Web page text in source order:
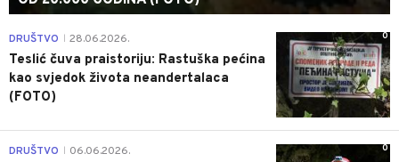
0
DRUŠTVO 28.06.2026.
Teslić čuva praistoriju: Rastuška pećina
kao svjedok života neandertalaca
(FOTO)
0
DRUŠTVO 06.06.2026.